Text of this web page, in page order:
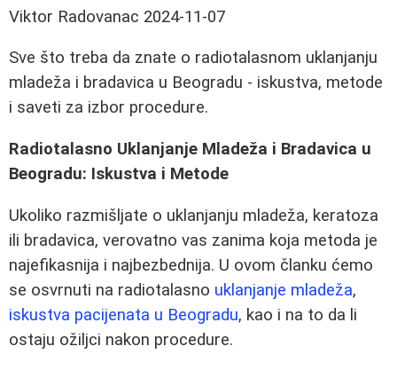
Viktor Radovanac 2024-11-07
Sve što treba da znate o radiotalasnom uklanjanju
mladeža i bradavica u Beogradu - iskustva, metode
i saveti za izbor procedure.
Radiotalasno Uklanjanje Mladeža i Bradavica u
Beogradu: Iskustva i Metode
Ukoliko razmišljate o uklanjanju mladeža, keratoza
ili bradavica, verovatno vas zanima koja metoda je
najefikasnija i najbezbednija. U ovom članku ćemo
se osvrnuti na radiotalasno uklanjanje mladeža,
iskustva pacijenata u Beogradu, kao i na to da li
ostaju ožiljci nakon procedure.